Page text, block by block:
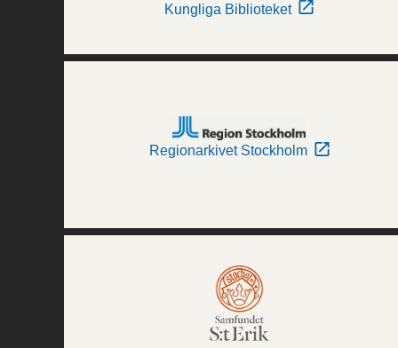
Kungliga Biblioteket
Regionarkivet Stockholm